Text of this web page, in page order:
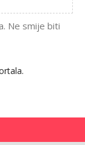
Ne smije biti